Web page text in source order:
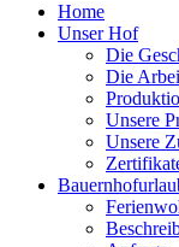
Home
Unser Hof
Die
Die
Unsere
Unsere